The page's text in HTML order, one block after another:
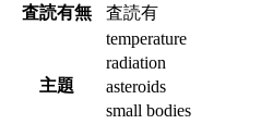
査読有無
査読有
主題
temperature
radiation
asteroids
small bodies